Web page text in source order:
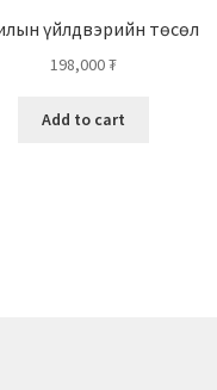
үйлдвэрийн төсөл
198,000₮
Add to cart